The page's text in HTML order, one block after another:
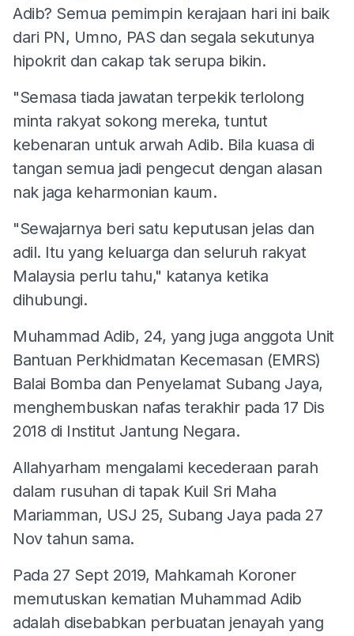
Adib? Semua pemimpin kerajaan hari ini baik
dari PN, Umno, PAS dan segala sekutunya
hipokrit dan cakap tak serupa bikin.
"Semasa tiada jawatan terpekik terlolong
minta rakyat sokong mereka, tuntut
kebenaran untuk arwah Adib. Bila kuasa di
tangan semua jadi pengecut dengan alasan
nak jaga keharmonian kaum.
"Sewajarnya beri satu keputusan jelas dan
adil. Itu yang keluarga dan seluruh rakyat
Malaysia perlu tahu," katanya ketika
dihubungi.
Muhammad Adib, 24, yang juga anggota Unit
Bantuan Perkhidmatan Kecemasan (EMRS)
Balai Bomba dan Penyelamat Subang Jaya,
menghembuskan nafas terakhir pada 17 Dis
2018 di Institut Jantung Negara.
Allahyarham mengalami kecederaan parah
dalam rusuhan di tapak Kuil Sri Maha
Mariamman, USJ 25, Subang Jaya pada 27
Nov tahun sama.
Pada 27 Sept 2019, Mahkamah Koroner
memutuskan kematian Muhammad Adib
adalah disebabkan perbuatan jenayah yang